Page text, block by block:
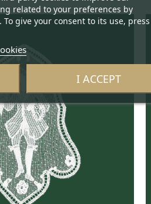
related to your preferences by
give your consent to its use, press
I ACCEPT